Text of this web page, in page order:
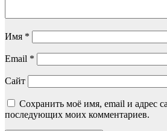
Имя *
Email *
Сайт
Сохранить моё имя, email и адрес
последующих моих комментариев.